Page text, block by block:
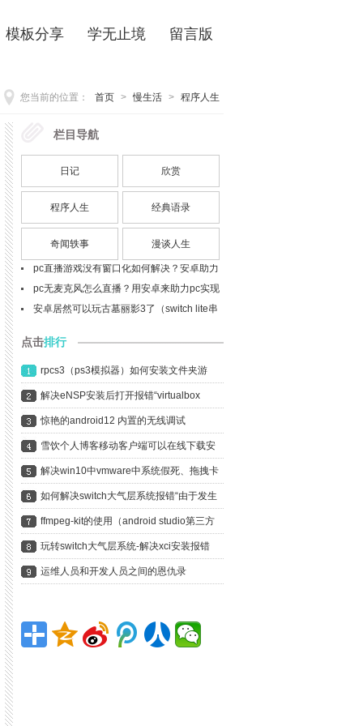
模板分享 学无止境 留言版
您当前的位置： 首页 > 慢生活 > 程序人生
kit-full:4.4.LTS' }
栏目导航
日记 欣赏
程序人生 经典语录
奇闻轶事 漫谈人生
最新
p27 - 英语写作必备句型模板（29个核心句
型及应用示例）
软件之外的造物革命：实体开发语言的未来
什么是清浊辅音同化现象？bags该如何发
音？
telephone与phone以及mobile的区别与联
系？细节解析
pc直播游戏没有窗口化如何解决？安卓助力
窗口化问题解决(spacedesk扩展屏的使用，
安卓做为显示器)(目前最佳实践)
pc直播游戏没有窗口化如何解决？安卓助力
窗口化问题解决(ev扩展屏的使用，安卓做为
显示器)
pc无麦克风怎么直播？用安卓来助力pc实现
直播开麦吧
安卓居然可以玩古墓丽影3了（switch lite串
点击排行
rpcs3（ps3模拟器）如何安装文件夹游
戏？以龙剑3为例手把手教你
解决eNSP安装后打开报错“virtualbox
version is not supported”
惊艳的android12 内置的无线调试
雪饮个人博客移动客户端可以在线下载安
装啦
解决win10中vmware中系统假死、拖拽卡
死、鼠标无响应
如何解决switch大气层系统报错“由于发生
错误，软件已关闭”？
ffmpeg-kit的使用（android studio第三方
庫、依賴的使用）編譯安卓libx264編譯輸
出aar
玩转switch大气层系统-解决xci安装报错
ERRORS FOUND DURING FILE
运维人员和开发人员之间的恩仇录